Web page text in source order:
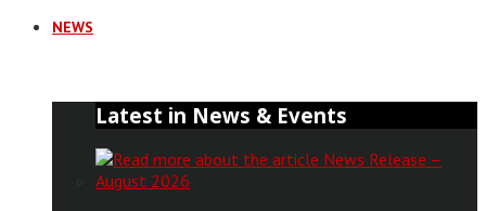
NEWS
Latest in News & Events